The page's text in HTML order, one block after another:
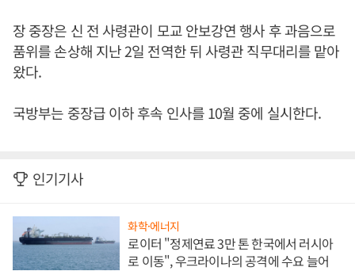
장 중장은 신 전 사령관이 모교 안보강연 행사 후 과음으로
품위를 손상해 지난 2일 전역한 뒤 사령관 직무대리를 맡아
왔다.
국방부는 중장급 이하 후속 인사를 10월 중에 실시한다.
인기기사
화학·에너지
로이터 "정제연료 3만 톤 한국에서 러시아
로 이동", 우크라이나의 공격에 수요 늘어